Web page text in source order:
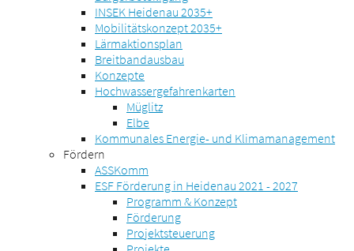
INSEK Heidenau 2035+
Mobilitätskonzept 2035+
Lärmaktionsplan
Breitbandausbau
Konzepte
Hochwassergefahrenkarten
Müglitz
Elbe
Kommunales Energie- und Klimamanagement
Fördern
ASSKomm
ESF Förderung in Heidenau 2021 - 2027
Programm & Konzept
Förderung
Projektsteuerung